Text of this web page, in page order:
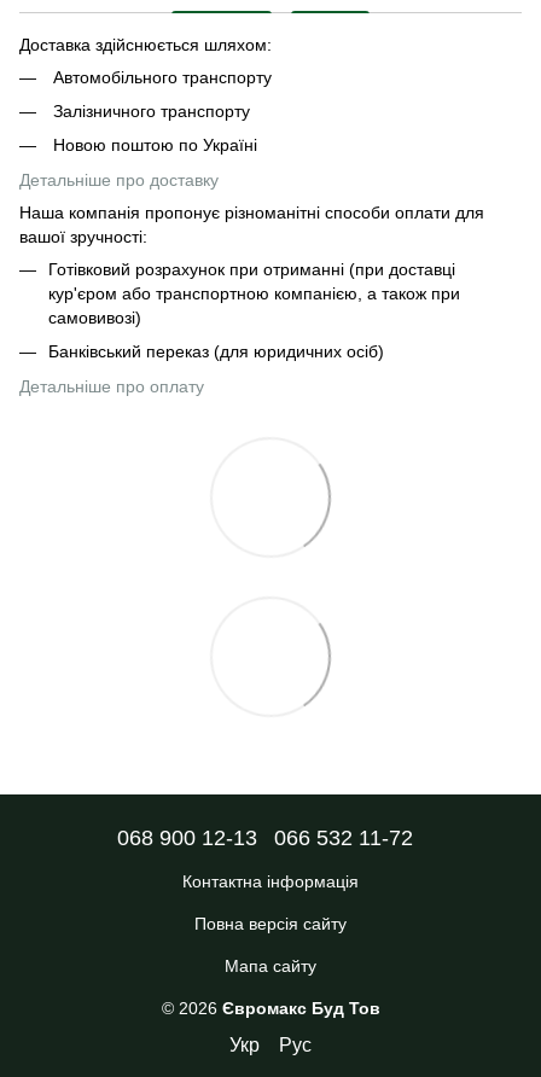
Доставка здійснюється шляхом:
Автомобільного транспорту
Залізничного транспорту
Новою поштою по Україні
Детальніше про доставку
Наша компанія пропонує різноманітні способи оплати для
вашої зручності:
Готівковий розрахунок при отриманні (при доставці
кур'єром або транспортною компанією, а також при
самовивозі)
Банківський переказ (для юридичних осіб)
Детальніше про оплату
068 900 12-13 066 532 11-72
Контактна інформація
Повна версія сайту
Мапа сайту
© 2026 Євромакс Буд Тов
Укр Рус